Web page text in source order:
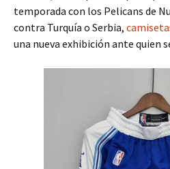
temporada con los Pelicans de
contra Turquía o Serbia,
una nueva exhibición ante quien